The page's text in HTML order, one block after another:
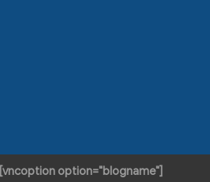
[vncoption option="blogname"]